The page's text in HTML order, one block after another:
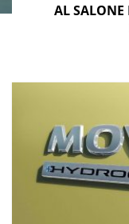
AL SALONE